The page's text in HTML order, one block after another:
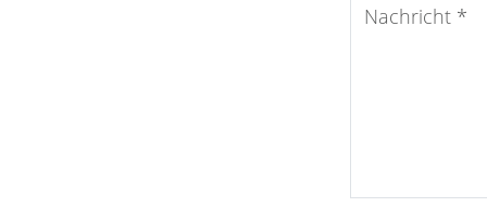
Nachricht *